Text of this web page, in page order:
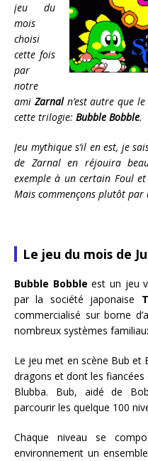
jeu du
mois
choisi
cette fois
par
notre
amiZarnaln’est autre que
cette trilogie: Bubble Bobble.
Jeu mythique s’il en est, je
de Zarnal en réjouira
exemple à un certain Foul
Mais commençons plutôt par
Le jeu du mois de
Bubble Bobble est un jeu
par la société japonaise
commercialisé sur borne
nombreux systèmes
Le jeu met en scène Bub et
dragons et dont les
Blubba. Bub, aidé de
parcourir les quelque 100
Chaque niveau se
environnement un